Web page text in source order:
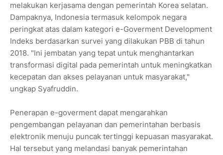
melakukan kerjasama dengan pemerintah Korea selatan.
Dampaknya, Indonesia termasuk kelompok negara
peringkat atas dalam kategori e-Goverment Development
Indeks berdasarkan survei yang dilakukan PBB di tahun
2018. "Ini jembatan yang tepat untuk menghantarkan
transformasi digital pada pemerintah untuk meningkatkan
kecepatan dan akses pelayanan untuk masyarakat,"
ungkap Syafruddin.
Penerapan e-goverment dapat mengarahkan
pengembangan pelayanan dan pemerintahan berbasis
elektronik menuju puncak tertinggi kepuasan masyarakat.
Hal tersebut yang melandasi banyak pemerintahan